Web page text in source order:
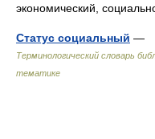
экономический,
Статус социальный —
Терминологический словарь
тематике